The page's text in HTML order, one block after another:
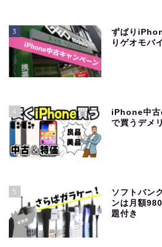
3
ずばり
りゲオモバ
4
iPhone中
で買うデメ
5
ソフトバン
ンは月額
題付き